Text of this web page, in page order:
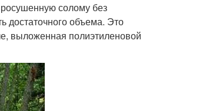
солому без
достаточного объема. Это
выложенная полиэтиленовой